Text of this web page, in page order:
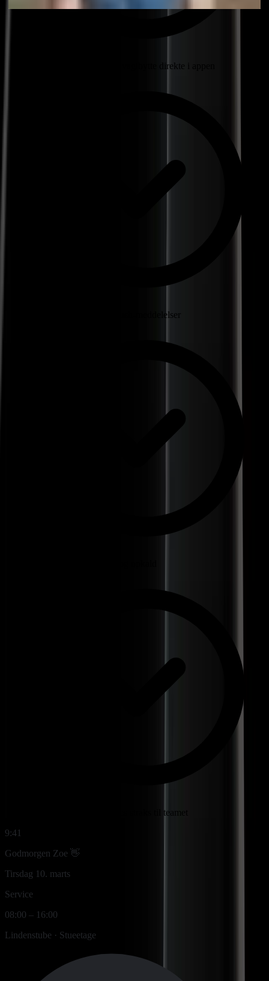
Anmod om og godkend vagtbytte direkte i appen
Udsend beskeder som push-meddelelser
Ændringer kommunikeres straks til teamet
9:41
Godmorgen Zoe 👋
Tirsdag 10. marts
Service
08:00 – 16:00
Lindenstube · Stueetage